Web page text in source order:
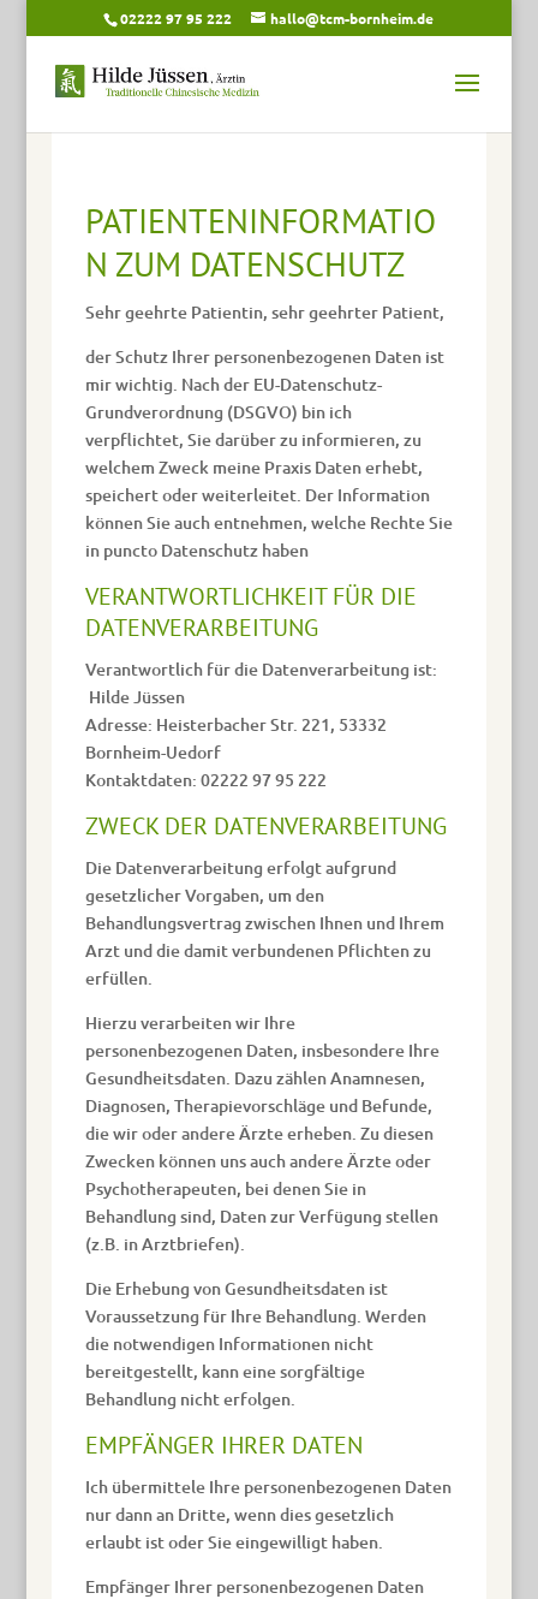
02222 97 95 222 hallo@tcm-bornheim.de
PATIENTENINFORMATIO
N ZUM DATENSCHUTZ
Sehr geehrte Patientin, sehr geehrter Patient,
der Schutz Ihrer personenbezogenen Daten ist
mir wichtig. Nach der EU-Datenschutz-
Grundverordnung (DSGVO) bin ich
verpflichtet, Sie darüber zu informieren, zu
welchem Zweck meine Praxis Daten erhebt,
speichert oder weiterleitet. Der Information
können Sie auch entnehmen, welche Rechte Sie
in puncto Datenschutz haben
VERANTWORTLICHKEIT FÜR DIE
DATENVERARBEITUNG
Verantwortlich für die Datenverarbeitung ist:
Hilde Jüssen
Adresse: Heisterbacher Str. 221, 53332
Bornheim-Uedorf
Kontaktdaten: 02222 97 95 222
ZWECK DER DATENVERARBEITUNG
Die Datenverarbeitung erfolgt aufgrund
gesetzlicher Vorgaben, um den
Behandlungsvertrag zwischen Ihnen und Ihrem
Arzt und die damit verbundenen Pflichten zu
erfüllen.
Hierzu verarbeiten wir Ihre
personenbezogenen Daten, insbesondere Ihre
Gesundheitsdaten. Dazu zählen Anamnesen,
Diagnosen, Therapievorschläge und Befunde,
die wir oder andere Ärzte erheben. Zu diesen
Zwecken können uns auch andere Ärzte oder
Psychotherapeuten, bei denen Sie in
Behandlung sind, Daten zur Verfügung stellen
(z.B. in Arztbriefen).
Die Erhebung von Gesundheitsdaten ist
Voraussetzung für Ihre Behandlung. Werden
die notwendigen Informationen nicht
bereitgestellt, kann eine sorgfältige
Behandlung nicht erfolgen.
EMPFÄNGER IHRER DATEN
Ich übermittele Ihre personenbezogenen Daten
nur dann an Dritte, wenn dies gesetzlich
erlaubt ist oder Sie eingewilligt haben.
Empfänger Ihrer personenbezogenen Daten